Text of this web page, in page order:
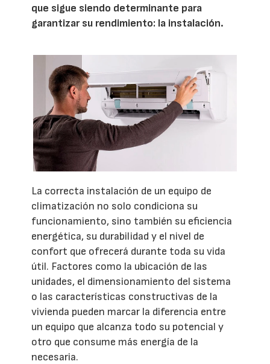
que sigue siendo determinante para
garantizar su rendimiento: la instalación.
La correcta instalación de un equipo de
climatización no solo condiciona su
funcionamiento, sino también su eficiencia
energética, su durabilidad y el nivel de
confort que ofrecerá durante toda su vida
útil. Factores como la ubicación de las
unidades, el dimensionamiento del sistema
o las características constructivas de la
vivienda pueden marcar la diferencia entre
un equipo que alcanza todo su potencial y
otro que consume más energía de la
necesaria.